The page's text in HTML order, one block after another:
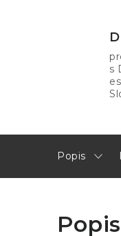
s
Popis